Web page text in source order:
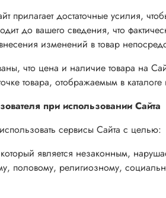
прилагает достаточные усилия,
до вашего сведения, что
изменений в товар
что цена и наличие товара на
товара, отображаемым в
при использовании Сайта
сервисы Сайта с целью:
который является незаконным,
половому, религиозному,